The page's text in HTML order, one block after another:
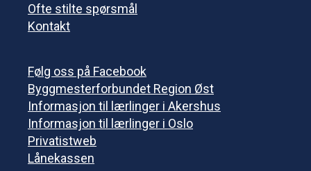
Ofte stilte spørsmål
Kontakt
Følg oss på Facebook
Byggmesterforbundet Region Øst
Informasjon til lærlinger i Akershus
Informasjon til lærlinger i Oslo
Privatistweb
Lånekassen